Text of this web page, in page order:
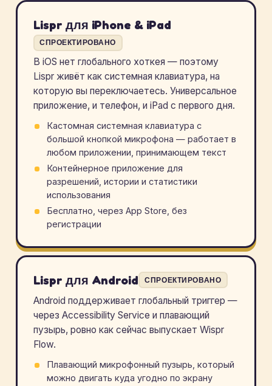
Lispr для iPhone & iPad
СПРОЕКТИРОВАНО
В iOS нет глобального хоткея — поэтому
Lispr живёт как системная клавиатура, на
которую вы переключаетесь. Универсальное
приложение, и телефон, и iPad с первого дня.
Кастомная системная клавиатура с
большой кнопкой микрофона — работает в
любом приложении, принимающем текст
Контейнерное приложение для
разрешений, истории и статистики
использования
Бесплатно, через App Store, без
регистрации
Lispr для Android СПРОЕКТИРОВАНО
Android поддерживает глобальный триггер —
через Accessibility Service и плавающий
пузырь, ровно как сейчас выпускает Wispr
Flow.
Плавающий микрофонный пузырь, который
можно двигать куда угодно по экрану